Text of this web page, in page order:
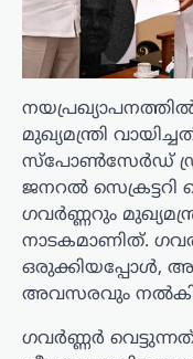
നയപ്രഖ്യാപനത്തില്‍
മുഖ്യമന്ത്രി
സ്‌പോണ്‍സേര്‍ഡ്
ജനറല്‍
ഗവര്‍ണ്ണറും
നാടകമാണിത്.
ഒരുക്കിയപ്പോള്‍,
അവസരവും
ഗവര്‍ണ്ണര്‍